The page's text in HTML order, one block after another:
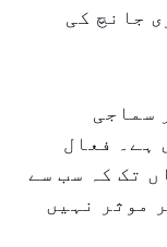
جانچ کی
سماجی
ہے۔ فعال
تک کہ سب سے
موثر نہیں